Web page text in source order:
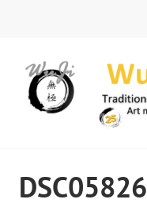
DSC05826